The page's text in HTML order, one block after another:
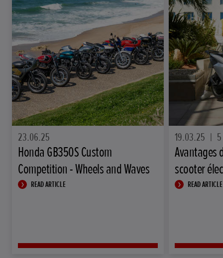
23.06.25
Honda GB350S Custom
Competition - Wheels and Waves
READ ARTICLE
19.03.25 |
Avantages
scooter
READ ARTICLE